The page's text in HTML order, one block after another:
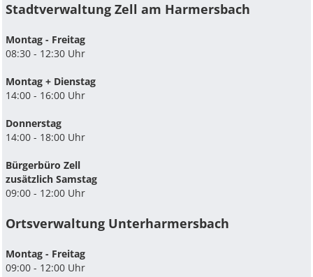
Stadtverwaltung Zell am Harmersbach
Montag - Freitag
08:30 - 12:30 Uhr
Montag + Dienstag
14:00 - 16:00 Uhr
Donnerstag
14:00 - 18:00 Uhr
Bürgerbüro Zell
zusätzlich Samstag
09:00 - 12:00 Uhr
Ortsverwaltung Unterharmersbach
Montag - Freitag
09:00 - 12:00 Uhr